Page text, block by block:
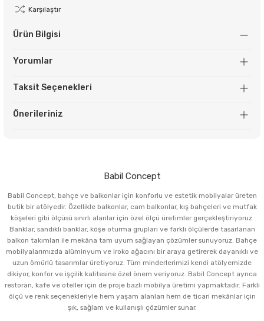
Karşılaştır
Ürün Bilgisi
Yorumlar
Taksit Seçenekleri
Önerileriniz
Babil Concept
Babil Concept, bahçe ve balkonlar için konforlu ve estetik mobilyalar üreten
butik bir atölyedir. Özellikle balkonlar, cam balkonlar, kış bahçeleri ve mutfak
köşeleri gibi ölçüsü sınırlı alanlar için özel ölçü üretimler gerçekleştiriyoruz.
Banklar, sandıklı banklar, köşe oturma grupları ve farklı ölçülerde tasarlanan
balkon takımları ile mekâna tam uyum sağlayan çözümler sunuyoruz. Bahçe
mobilyalarımızda alüminyum ve iroko ağacını bir araya getirerek dayanıklı ve
uzun ömürlü tasarımlar üretiyoruz. Tüm minderlerimizi kendi atölyemizde
dikiyor, konfor ve işçilik kalitesine özel önem veriyoruz. Babil Concept ayrıca
restoran, kafe ve oteller için de proje bazlı mobilya üretimi yapmaktadır. Farklı
ölçü ve renk seçenekleriyle hem yaşam alanları hem de ticari mekânlar için
şık, sağlam ve kullanışlı çözümler sunar.